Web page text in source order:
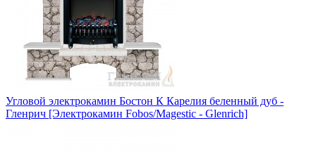
Угловой электрокамин Бостон К Карелия беленный дуб -
Гленрич [Электрокамин Fobos/Magestic - Glenrich]